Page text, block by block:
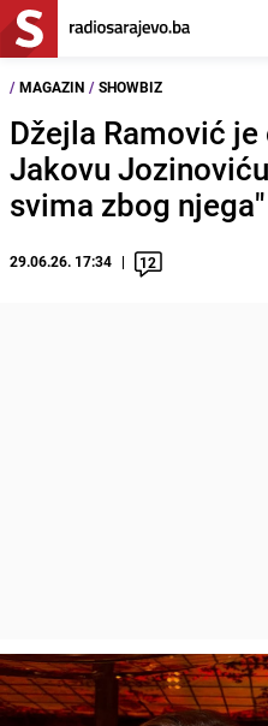
/ MAGAZIN / SHOWBIZ
Džejla Ramović
Jakovu
svima zbog njega"
29.06.26. 17:34 12